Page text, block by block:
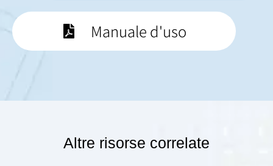
Manuale d'uso
Altre risorse correlate